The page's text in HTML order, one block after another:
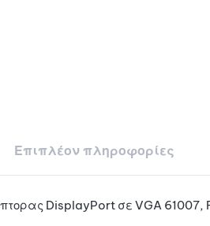
Επιπλέον πληροφορίες
DisplayPort σε VGA 61007,